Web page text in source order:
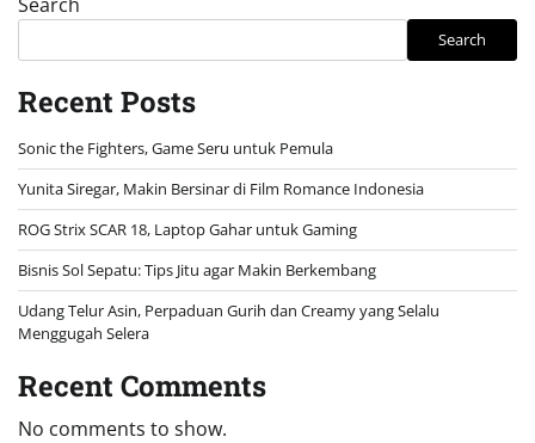
Search
Recent Posts
Sonic the Fighters, Game Seru untuk Pemula
Yunita Siregar, Makin Bersinar di Film Romance Indonesia
ROG Strix SCAR 18, Laptop Gahar untuk Gaming
Bisnis Sol Sepatu: Tips Jitu agar Makin Berkembang
Udang Telur Asin, Perpaduan Gurih dan Creamy yang Selalu
Menggugah Selera
Recent Comments
No comments to show.